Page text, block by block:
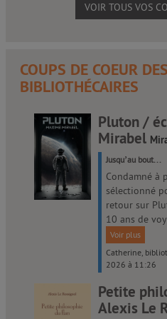
VOIR TOUS VOS
COUPS DE COEUR DES
BIBLIOTHÉCAIRES
Pluton /
Mirabel
Jusqu’au bout...
Condamné à
sélectionné
retour sur
10 ans de
Voir plus
Catherine,
2026 à 11:26
Petite
Alexis Le